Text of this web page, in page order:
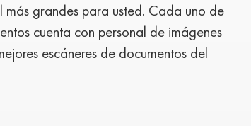
grandes para usted. Cada uno de
cuenta con personal de imágenes
escáneres de documentos del